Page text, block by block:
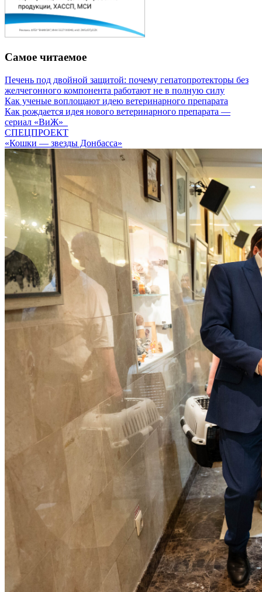
Самое читаемое
Печень под двойной защитой: почему гепатопротекторы без
желчегонного компонента работают не в полную силу
Как ученые воплощают идею ветеринарного препарата
Как рождается идея нового ветеринарного препарата —
сериал «ВиЖ»
СПЕЦПРОЕКТ
«Кошки — звезды Донбасса»